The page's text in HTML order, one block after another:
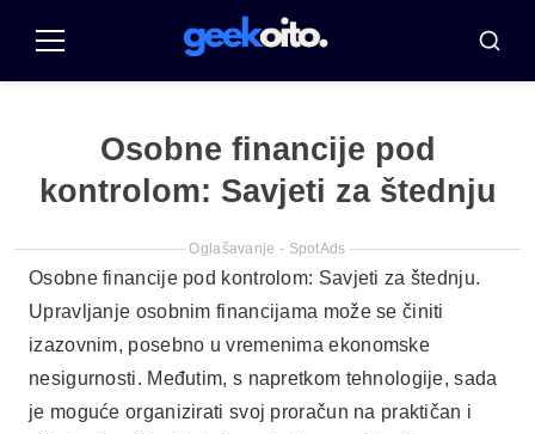
Jelovnik Traži
Osobne financije pod
kontrolom: Savjeti za štednju
Oglašavanje - SpotAds
Osobne financije pod kontrolom: Savjeti za štednju.
Upravljanje osobnim financijama može se činiti
izazovnim, posebno u vremenima ekonomske
nesigurnosti. Međutim, s napretkom tehnologije, sada
je moguće organizirati svoj proračun na praktičan i